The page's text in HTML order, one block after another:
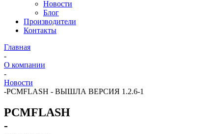
Новости
Блог
Производители
Контакты
Главная
-
О компании
-
Новости
-PCMFLASH - ВЫШЛА ВЕРСИЯ 1.2.6-1
PCMFLASH
-